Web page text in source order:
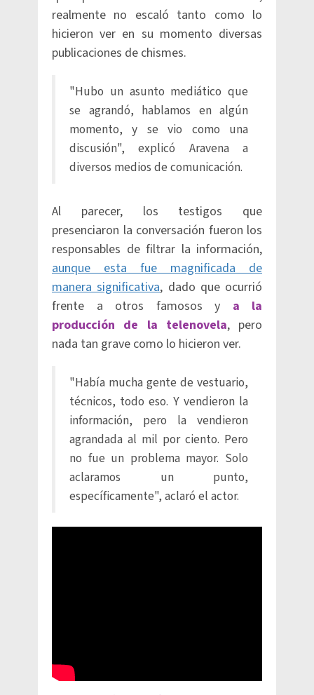
realmente no escaló tanto como lo
hicieron ver en su momento diversas
publicaciones de chismes.
"Hubo un asunto mediático que
se agrandó, hablamos en algún
momento, y se vio como una
discusión", explicó Aravena a
diversos medios de comunicación.
Al parecer, los testigos que
presenciaron la conversación fueron los
responsables de filtrar la información,
aunque esta fue magnificada de
manera significativa, dado que ocurrió
frente a otros famosos y a la
producción de la telenovela, pero
nada tan grave como lo hicieron ver.
"Había mucha gente de vestuario,
técnicos, todo eso. Y vendieron la
información, pero la vendieron
agrandada al mil por ciento. Pero
no fue un problema mayor. Solo
aclaramos un punto,
específicamente", aclaró el actor.